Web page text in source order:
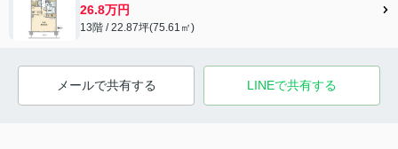
26.8万円
13階 / 22.87坪(75.61㎡)
メールで共有する LINEで共有する